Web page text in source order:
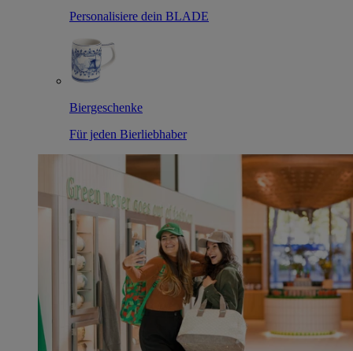
Personalisiere dein BLADE
Biergeschenke
Für jeden Bierliebhaber